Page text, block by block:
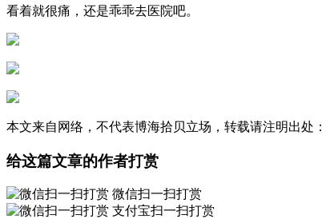
看着就很痛，还是乖乖去医院吧。
本文来自网络，不代表博海拾贝立场，转载请注明出处：
给这篇文章的作者打赏
微信扫一扫打赏
支付宝扫一扫打赏